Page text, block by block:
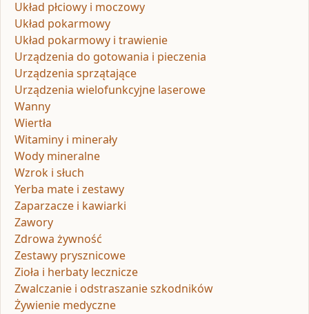
Układ płciowy i moczowy
Układ pokarmowy
Układ pokarmowy i trawienie
Urządzenia do gotowania i pieczenia
Urządzenia sprzątające
Urządzenia wielofunkcyjne laserowe
Wanny
Wiertła
Witaminy i minerały
Wody mineralne
Wzrok i słuch
Yerba mate i zestawy
Zaparzacze i kawiarki
Zawory
Zdrowa żywność
Zestawy prysznicowe
Zioła i herbaty lecznicze
Zwalczanie i odstraszanie szkodników
Żywienie medyczne